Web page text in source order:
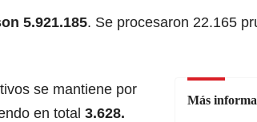
5.921.185. Se procesaron 22.165
Más
se mantiene por
en total 3.628.